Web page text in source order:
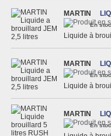
MARTIN
En
Liquide à
MARTIN
En
Liquide à
MARTIN
En